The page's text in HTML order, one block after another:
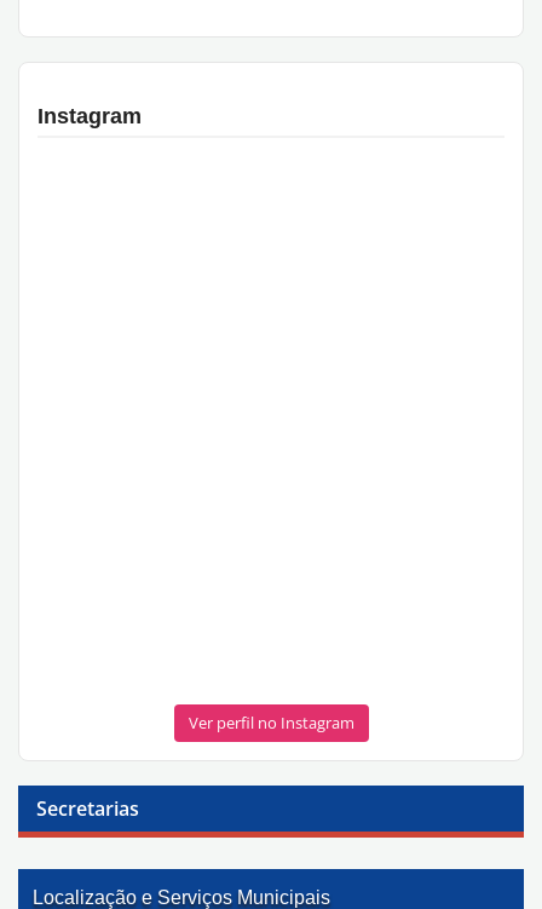
Instagram
Ver perfil no Instagram
Secretarias
Localização e Serviços Municipais